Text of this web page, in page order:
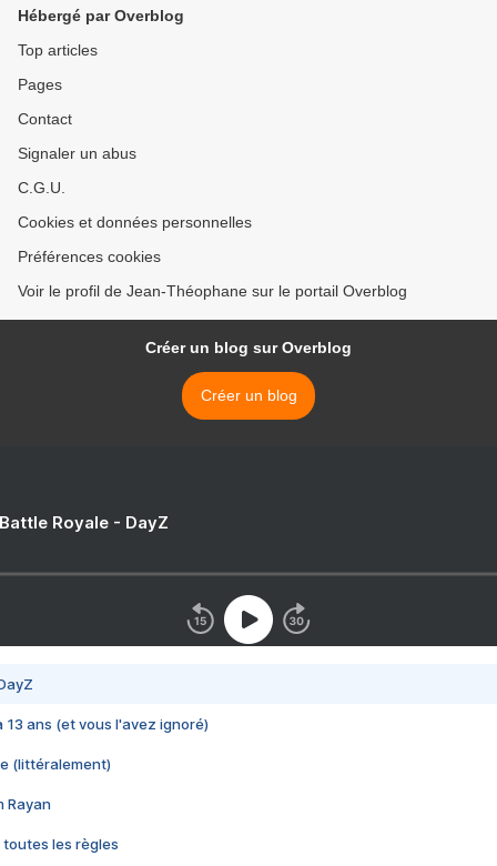
Hébergé par Overblog
Top articles
Pages
Contact
Signaler un abus
C.G.U.
Cookies et données personnelles
Préférences cookies
Voir le profil de Jean-Théophane sur le portail Overblog
Créer un blog sur Overblog
Créer un blog
Royale - DayZ
13 ans (et vous l'avez ignoré)
(littéralement)
Rayan
toutes les règles